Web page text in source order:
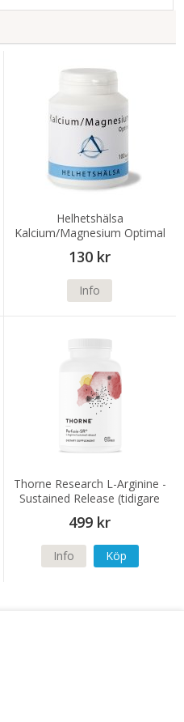
Helhetshälsa
Kalcium/Magnesium Optimal
100 kapslar
130 kr
Info
Thorne Research L-Arginine -
Sustained Release (tidigare
Perfusia-SR) 120 kapslar
499 kr
Info Köp